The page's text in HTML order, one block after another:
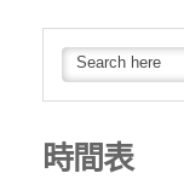
時間表